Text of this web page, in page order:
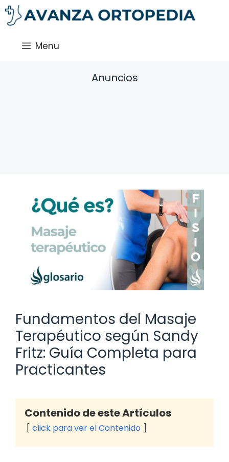
Saltar
al
Menu
Anuncios
Fundamentos del Masaje
Terapéutico según Sandy
Fritz: Guía Completa para
Practicantes
Contenido de este Artículos
click para ver el Contenido